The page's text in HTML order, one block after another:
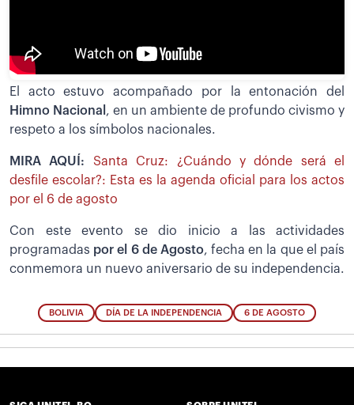
El acto estuvo acompañado por la entonación del
Himno Nacional , en un ambiente de profundo civismo y
respeto a los símbolos nacionales.
MIRA AQUÍ: Santa Cruz: ¿Cuándo y dónde será el
desfile escolar?: Esta es la agenda oficial para los actos
por el 6 de agosto
Con este evento se dio inicio a las actividades
programadas por el 6 de Agosto, fecha en la que el país
conmemora un nuevo aniversario de su independencia.
BOLIVIA DÍA DE LA INDEPENDENCIA 6 DE AGOSTO